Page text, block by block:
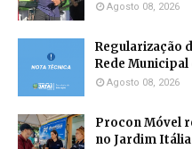
Agosto 08, 2026
Regularização
Rede Municipal
Agosto 08, 2026
Procon Móvel
no Jardim